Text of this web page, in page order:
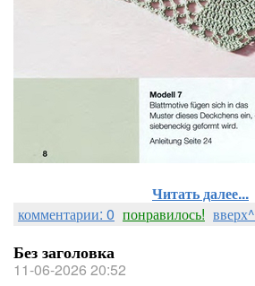
Читать далее...
комментарии: 0 понравилось! вверх^
Без заголовка
11-06-2026 20:52